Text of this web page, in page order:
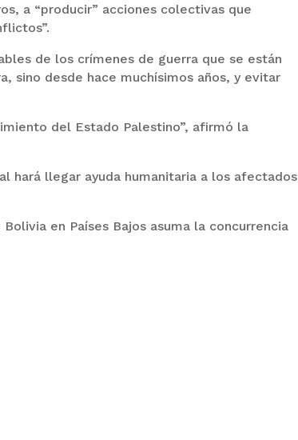
a “producir” acciones colectivas que
de los crímenes de guerra que se están
sino desde hace muchísimos años, y evitar
del Estado Palestino”, afirmó la
hará llegar ayuda humanitaria a los afectados
en Países Bajos asuma la concurrencia